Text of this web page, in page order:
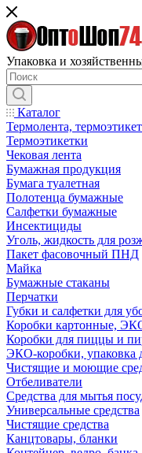
Упаковка и
Каталог
Термолента,
Термоэтикетки
Чековая лента
Бумажная продукция
Бумага туалетная
Полотенца бумажные
Салфетки бумажные
Инсектициды
Уголь, жидкость для
Пакет фасовочный ПНД
Майка
Бумажные стаканы
Перчатки
Губки и салфетки для
Коробки картонные,
Коробки для пиццы и
ЭКО-коробки, упаковка
Чистящие и моющие
Отбеливатели
Средства для мытья
Универсальные средства
Чистящие средства
Канцтовары, бланки